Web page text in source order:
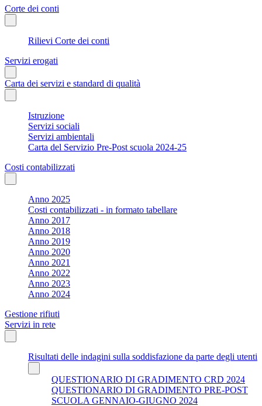
Corte dei conti
Rilievi Corte dei conti
Servizi erogati
Carta dei servizi e standard di qualità
Istruzione
Servizi sociali
Servizi ambientali
Carta del Servizio Pre-Post scuola 2024-25
Costi contabilizzati
Anno 2025
Costi contabilizzati - in formato tabellare
Anno 2017
Anno 2018
Anno 2019
Anno 2020
Anno 2021
Anno 2022
Anno 2023
Anno 2024
Gestione rifiuti
Servizi in rete
Risultati delle indagini sulla soddisfazione da parte degli utenti
QUESTIONARIO DI GRADIMENTO CRD 2024
QUESTIONARIO DI GRADIMENTO PRE-POST
SCUOLA GENNAIO-GIUGNO 2024